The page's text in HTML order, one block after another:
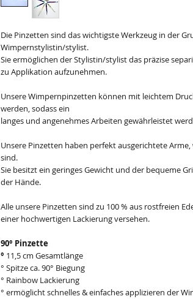
Die Pinzetten sind das wichtigste Werkzeug in der
Wimpernstylistin/stylist.
Sie ermöglichen der Stylistin/stylist das präzise
zu Applikation aufzunehmen.
Unsere Wimpernpinzetten können mit leichtem
werden, sodass ein
langes und angenehmes Arbeiten gewährleistet
Unsere Pinzetten haben perfekt ausgerichtete
sind.
Sie besitzt ein geringes Gewicht und der bequeme
der Hände.
Alle unsere Pinzetten sind zu 100 % aus rostfreien
einer hochwertigen Lackierung versehen.
90° Pinzette
° 11,5 cm Gesamtlänge
° Spitze ca. 90° Biegung
° Rainbow Lackierung
° ermöglicht schnelles & einfaches applizieren der